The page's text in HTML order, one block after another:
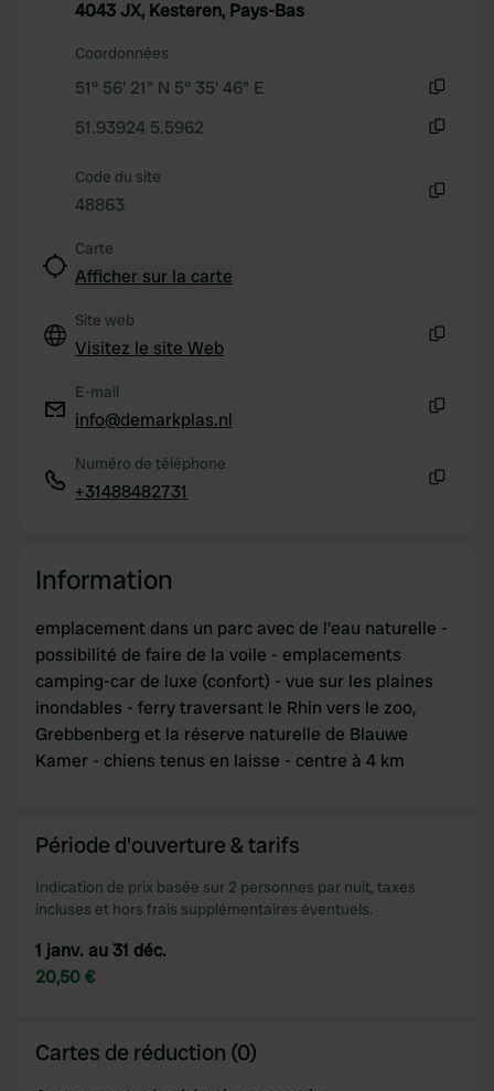
We use cookies to personalise content and ads, to
We also share information about your use of our site with
our social media, advertising and analytics partners who
of their services.
4043 JX, Kesteren, Pays-Bas
Coordonnées
51° 56' 21" N 5° 35' 46" E
51.93924 5.5962
Code du site
48863
Carte
Afficher sur la carte
Site web
Visitez le site Web
E-mail
info@demarkplas.nl
Numéro de téléphone
+31488482731
Information
emplacement dans un parc avec de l'eau naturelle -
possibilité de faire de la voile - emplacements
camping-car de luxe (confort) - vue sur les plaines
inondables - ferry traversant le Rhin vers le zoo,
Grebbenberg et la réserve naturelle de Blauwe
Kamer - chiens tenus en laisse - centre à 4 km
Période d'ouverture & tarifs
Indication de prix basée sur 2 personnes par nuit, taxes
incluses et hors frais supplémentaires éventuels.
1 janv. au 31 déc.
20,50 €
Cartes de réduction (0)